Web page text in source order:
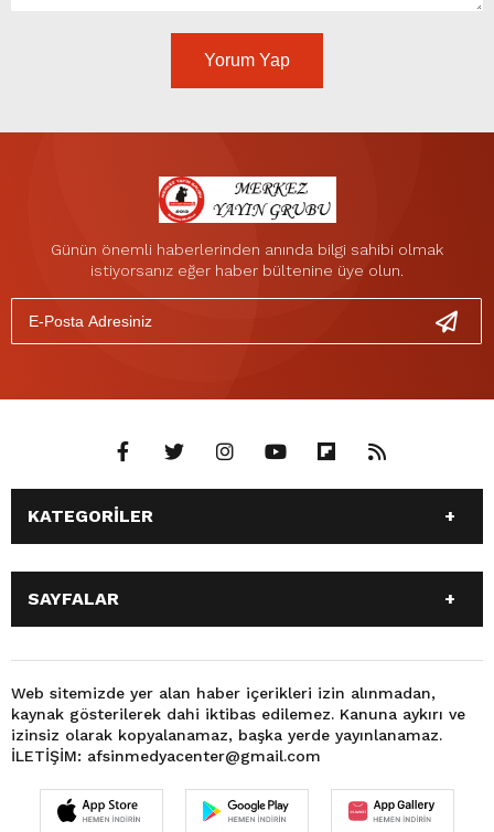
Yorum Yap
Günün önemli haberlerinden anında bilgi sahibi olmak
istiyorsanız eğer haber bültenine üye olun.
KATEGORİLER
ANASAYFA
GÜNDEM
SİYASET
SPOR
EKONOMİ
TEKNOLOJİ
3. SAYFA
BÜYÜKŞEHİR BELEDİYESİ
DÜNYA
FOTO GALERİ
KÜLTÜR SANAT
MAGAZİN
OTOMOBİL
SAĞLIK
VIDEO GALERİ
YEREL HABERLER
KÜNYE
SAYFALAR
SİYASET
EĞİTİM
SPOR
EKONOMİ
TEKNOLOJİ
3. SAYFA
FOTO GALERİ
KÜLTÜR SANAT
Web sitemizde yer alan haber içerikleri izin alınmadan,
kaynak gösterilerek dahi iktibas edilemez. Kanuna aykırı ve
izinsiz olarak kopyalanamaz, başka yerde yayınlanamaz.
İLETİŞİM: afsinmedyacenter@gmail.com